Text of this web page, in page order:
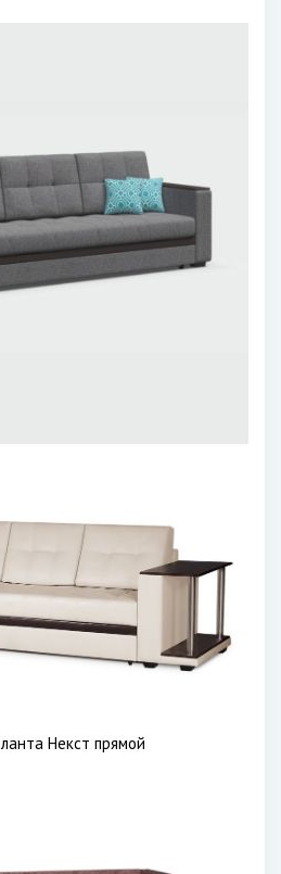
Некст прямой